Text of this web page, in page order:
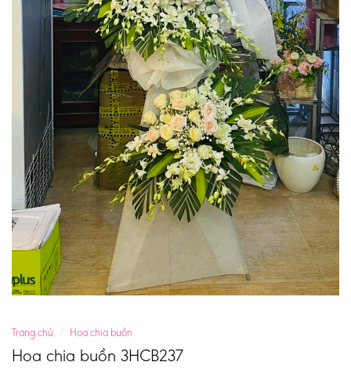
Trang chủ / Hoa chia buồn
Hoa chia buồn 3HCB237